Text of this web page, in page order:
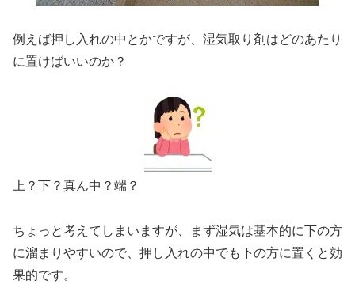
例えば押し入れの中とかですが、湿気取り剤はどのあたり
に置けばいいのか？
上？下？真ん中？端？
ちょっと考えてしまいますが、まず湿気は基本的に下の方
に溜まりやすいので、押し入れの中でも下の方に置くと効
果的です。